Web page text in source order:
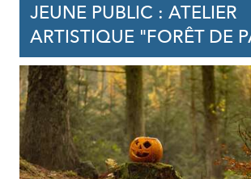
JEUNE PUBLIC : ATELIER
ARTISTIQUE "FORÊT DE